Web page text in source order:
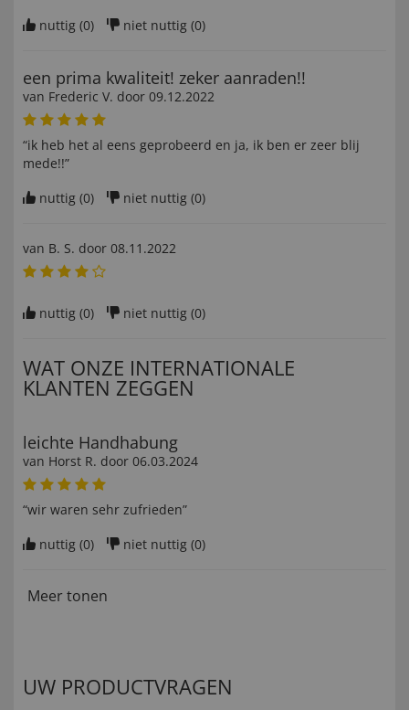
nuttig (0) niet nuttig (0)
een prima kwaliteit! zeker aanraden!!
van Frederic V. door 09.12.2022
“ik heb het al eens geprobeerd en ja, ik ben er zeer blij
mede!!”
nuttig (0) niet nuttig (0)
van B. S. door 08.11.2022
nuttig (0) niet nuttig (0)
WAT ONZE INTERNATIONALE
KLANTEN ZEGGEN
leichte Handhabung
van Horst R. door 06.03.2024
“wir waren sehr zufrieden”
nuttig (0) niet nuttig (0)
Meer tonen
UW PRODUCTVRAGEN